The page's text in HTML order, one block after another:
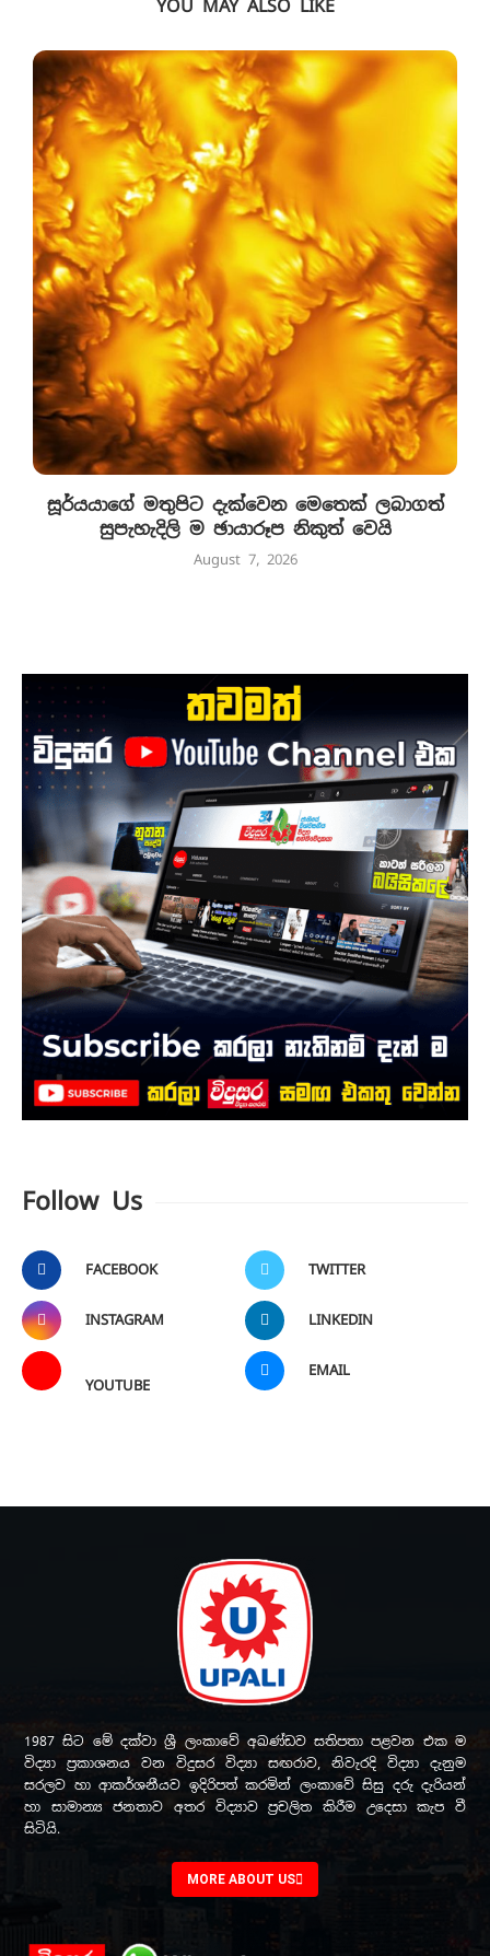
YOU MAY ALSO LIKE
සූර්යයාගේ මතුපිට දැක්වෙන මෙතෙක් ලබාගත්
සුපැහැදිලි ම ඡායාරූප නිකුත් වෙයි
August 7, 2026
Follow Us
FACEBOOK TWITTER
INSTAGRAM LINKEDIN
YOUTUBE
EMAIL
1987 සිට මේ දක්වා ශ්‍රී ලංකාවේ අඛණ්ඩව සතිපතා පළවන එක ම
විද්‍යා ප්‍රකාශනය වන විදුසර විද්‍යා සඟරාව, නිවැරදි විද්‍යා දැනුම
සරලව හා ආකර්ශනීයව ඉදිරිපත් කරමින් ලංකාවේ සිසු දරු දැරියන්
හා සාමාන්‍ය ජනතාව අතර විද්‍යාව ප්‍රචලිත කිරීම උදෙසා කැප වී
සිටියි.
MORE ABOUT US